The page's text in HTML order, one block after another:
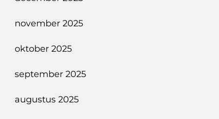
november 2025
oktober 2025
september 2025
augustus 2025